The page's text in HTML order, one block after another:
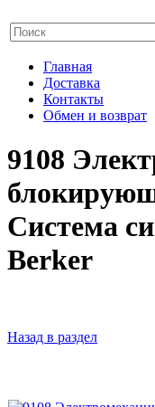
Главная
Доставка
Контакты
Обмен и возврат
9108
Система
Berker
Назад в раздел